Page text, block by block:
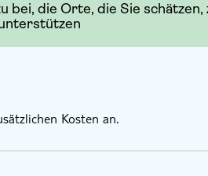
bei, die Orte, die Sie
Kosten an.